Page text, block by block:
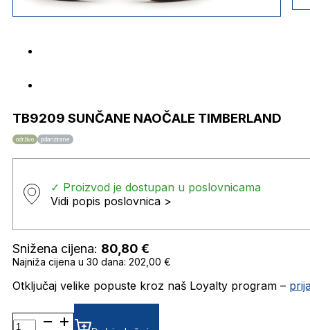
TB9209 SUNČANE NAOČALE TIMBERLAND
održivo polarizirane
✓ Proizvod je dostupan u poslovnicama
Vidi popis poslovnica >
Snižena cijena: 80,80 €
Najniža cijena u 30 dana: 202,00 €
Otključaj velike popuste kroz naš Loyalty program –
TB9209 SUNČANE